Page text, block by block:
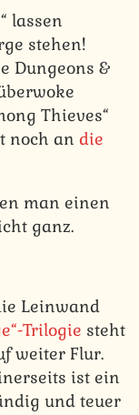
lassen
stehen!
Dungeons &
Thieves“
noch an die
man einen
ganz.
Leinwand
Trilogie steht
weiter Flur.
ist ein
und teuer